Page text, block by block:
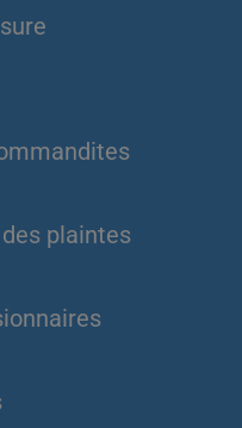
plaintes